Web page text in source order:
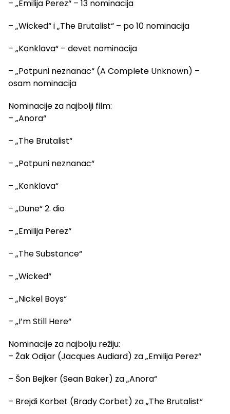
– „Emilija Perez“ – 13 nominacija
– „Wicked“ i „The Brutalist“ – po 10 nominacija
– „Konklava“ – devet nominacija
– „Potpuni neznanac“ (A Complete Unknown) –
osam nominacija
Nominacije za najbolji film:
– „Anora“
– „The Brutalist“
– „Potpuni neznanac“
– „Konklava“
– „Dune“ 2. dio
– „Emilija Perez“
– „The Substance“
– „Wicked“
– „Nickel Boys“
– „I’m Still Here“
Nominacije za najbolju režiju:
– Žak Odijar (Jacques Audiard) za „Emilija Perez“
– Šon Bejker (Sean Baker) za „Anora“
– Brejdi Korbet (Brady Corbet) za „The Brutalist“